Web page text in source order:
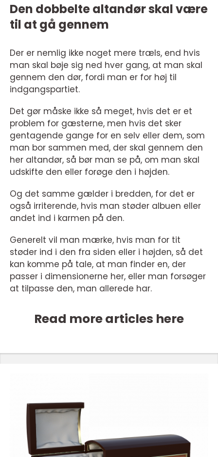
Den dobbelte altandør skal være
til at gå gennem
Der er nemlig ikke noget mere træls, end hvis
man skal bøje sig ned hver gang, at man skal
gennem den dør, fordi man er for høj til
indgangspartiet.
Det gør måske ikke så meget, hvis det er et
problem for gæsterne, men hvis det sker
gentagende gange for en selv eller dem, som
man bor sammen med, der skal gennem den
her altandør, så bør man se på, om man skal
udskifte den eller forøge den i højden.
Og det samme gælder i bredden, for det er
også irriterende, hvis man støder albuen eller
andet ind i karmen på den.
Generelt vil man mærke, hvis man for tit
støder ind i den fra siden eller i højden, så det
kan komme på tale, at man finder en, der
passer i dimensionerne her, eller man forsøger
at tilpasse den, man allerede har.
Read more articles here